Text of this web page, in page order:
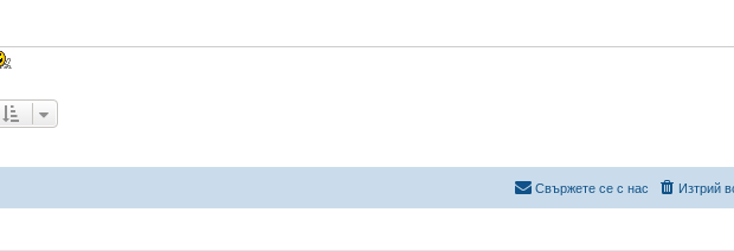
Изтрий
Свържете се с нас